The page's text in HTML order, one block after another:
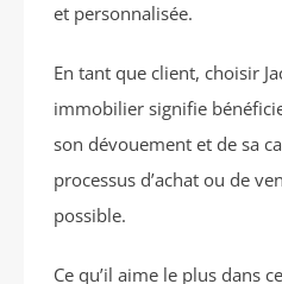
et personnalisée.
En tant que client, choisir
immobilier signifie
son dévouement et de sa
processus d’achat ou de
possible.
Ce qu’il aime le plus dans